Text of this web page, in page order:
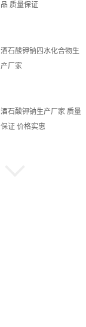
品 质量保证
酒石酸钾钠四水化合物生
产厂家
酒石酸钾钠生产厂家 质量
保证 价格实惠